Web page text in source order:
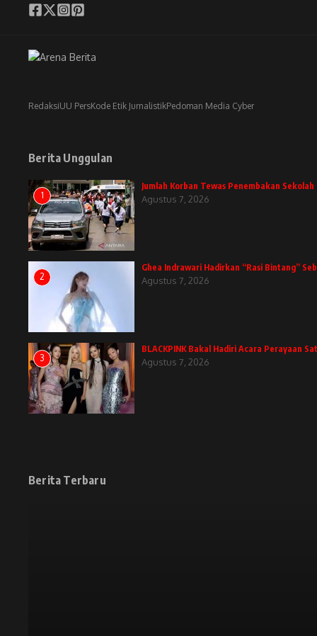
RedaksiUU PersKode Etik JurnalistikPedoman Media Cyber
Berita Unggulan
1
Jumlah Korban Tewas Penembakan
Agustus 7, 2026
2
Ghea Indrawari Hadirkan “Rasi Bintang”
Agustus 7, 2026
3
BLACKPINK Bakal Hadiri Acara Perayaan
Agustus 7, 2026
Berita Terbaru